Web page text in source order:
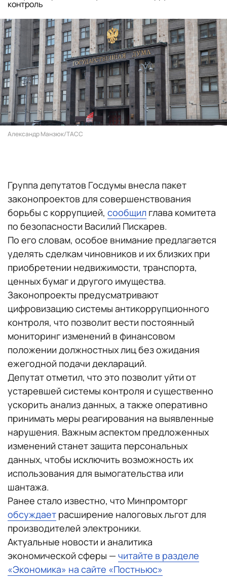
контроль
Александр Манзюк/ТАСС
Группа депутатов Госдумы внесла пакет
законопроектов для совершенствования
борьбы с коррупцией, сообщил глава комитета
по безопасности Василий Пискарев.
По его словам, особое внимание предлагается
уделять сделкам чиновников и их близких при
приобретении недвижимости, транспорта,
ценных бумаг и другого имущества.
Законопроекты предусматривают
цифровизацию системы антикоррупционного
контроля, что позволит вести постоянный
мониторинг изменений в финансовом
положении должностных лиц без ожидания
ежегодной подачи деклараций.
Депутат отметил, что это позволит уйти от
устаревшей системы контроля и существенно
ускорить анализ данных, а также оперативно
принимать меры реагирования на выявленные
нарушения. Важным аспектом предложенных
изменений станет защита персональных
данных, чтобы исключить возможность их
использования для вымогательства или
шантажа.
Ранее стало известно, что Минпромторг
обсуждает расширение налоговых льгот для
производителей электроники.
Актуальные новости и аналитика
экономической сферы — читайте в разделе
«Экономика» на сайте «Постньюс»